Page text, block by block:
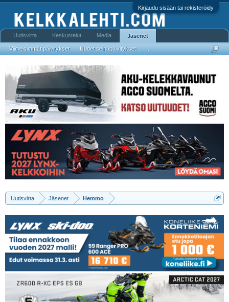
Kirjaudu sisään tai rekisteröidy
Uutisvirta Jäsenet Hemmo
Uutisvirta Keskustelut Media Jäsenet
Viimeisimmät päivitykset Uudet seinäpäivitykset